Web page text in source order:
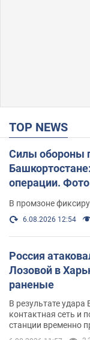
TOP NEWS
Силы обороны
операции.
В промзоне
6.08.2026 12:54
Россия
Лозовой в
раненые
В результате
контактная сеть и
станции временно